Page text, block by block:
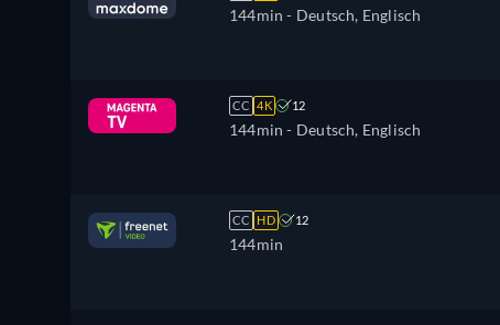
144min - Deutsch, Englisch
CC 4K 12
144min - Deutsch, Englisch
CC HD 12
144min